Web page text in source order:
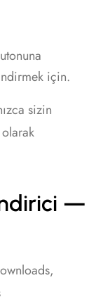
indirmek için.
sizin
—